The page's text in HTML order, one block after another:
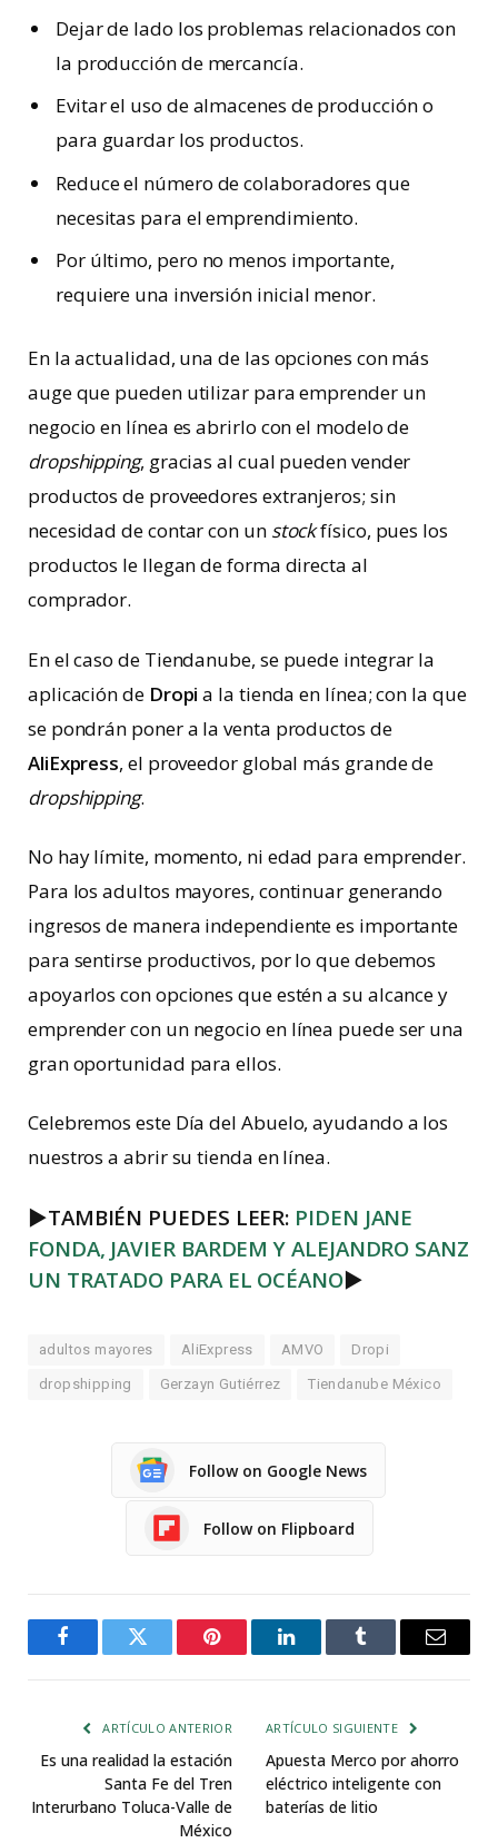
Dejar de lado los problemas relacionados con
la producción de mercancía.
Evitar el uso de almacenes de producción o
para guardar los productos.
Reduce el número de colaboradores que
necesitas para el emprendimiento.
Por último, pero no menos importante,
requiere una inversión inicial menor.
En la actualidad, una de las opciones con más
auge que pueden utilizar para emprender un
negocio en línea es abrirlo con el modelo de
dropshipping, gracias al cual pueden vender
productos de proveedores extranjeros; sin
necesidad de contar con un stockfísico, pues los
productos le llegan de forma directa al
comprador.
En el caso de Tiendanube, se puede integrar la
aplicación de Dropi a la tienda en línea; con la que
se pondrán poner a la venta productos de
AliExpress, el proveedor global más grande de
dropshipping.
No hay límite, momento, ni edad para emprender.
Para los adultos mayores, continuar generando
ingresos de manera independiente es importante
para sentirse productivos, por lo que debemos
apoyarlos con opciones que estén a su alcance y
emprender con un negocio en línea puede ser una
gran oportunidad para ellos.
Celebremos este Día del Abuelo, ayudando a los
nuestros a abrir su tienda en línea.
►TAMBIÉN PUEDES LEER: PIDEN JANE
FONDA, JAVIER BARDEM Y ALEJANDRO SANZ
UN TRATADO PARA EL OCÉANO►
adultos mayores AliExpress AMVO Dropi
dropshipping Gerzayn Gutiérrez Tiendanube México
Follow on Google News
Follow on Flipboard
FacebookTwitter Pinterest LinkedInTumblr Email
ARTÍCULO ANTERIOR
Es una realidad la estación
Santa Fe del Tren
Interurbano Toluca-Valle de
México
ARTÍCULO SIGUIENTE
Apuesta Merco por ahorro
eléctrico inteligente con
baterías de litio